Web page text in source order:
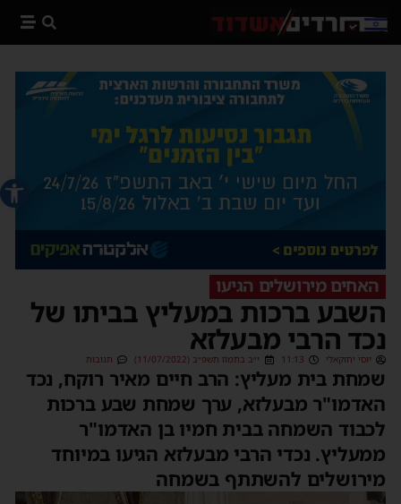
פתח
האחים מירושלים הגיעו
השבע ברכות במעליץ בביתו של
נכד הרבי מבעלזא
יוסי יחזקאלי 11:13 י״ב בתמוז תשפ״ב (11/07/2022) תגובות
שמחת בית מעליץ: הרב חיים מאיר רוקח, נכד
האדמו"ר מבעלזא, ערך שמחת שבע ברכות
לכבוד השמחה בבית חמיו בן האדמו"ר
ממעליץ. נכדי הרבי מבעלזא הגיעו במיוחד
מירושלים להשתתף בשמחה